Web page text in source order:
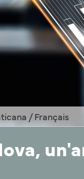
/ Français